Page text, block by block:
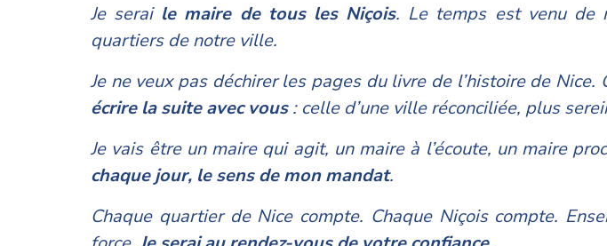
Je serai le maire de tous les Niçois. Le temps est venu de
quartiers de notre ville.
Je ne veux pas déchirer les pages du livre de l’histoire de
écrire la suite avec vous: celle d’une ville réconciliée, plus
Je vais être un maire qui agit, un maire à l’écoute, un maire
chaque jour, le sens de mon mandat.
Chaque quartier de Nice compte. Chaque Niçois compte.